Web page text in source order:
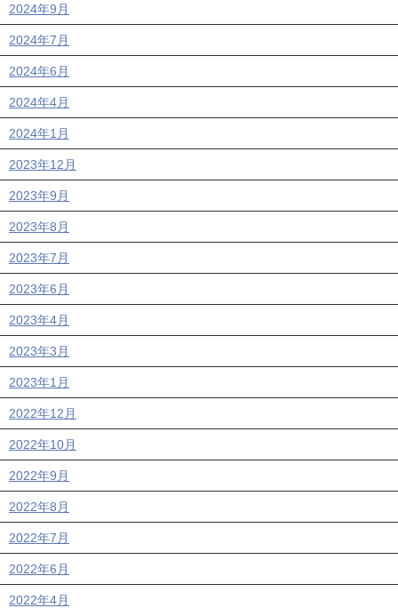
2024年9月
2024年7月
2024年6月
2024年4月
2024年1月
2023年12月
2023年9月
2023年8月
2023年7月
2023年6月
2023年4月
2023年3月
2023年1月
2022年12月
2022年10月
2022年9月
2022年8月
2022年7月
2022年6月
2022年4月